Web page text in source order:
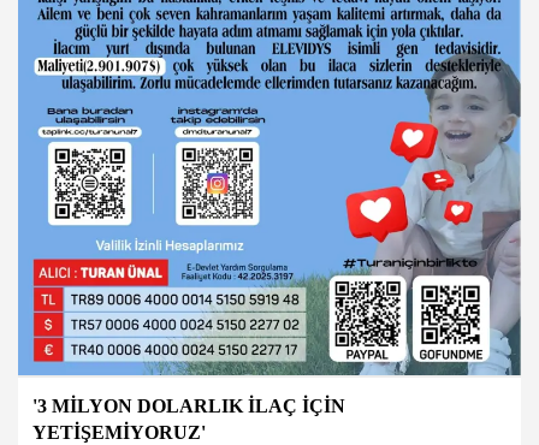
'3 MİLYON DOLARLIK İLAÇ İÇİN
YETİŞEMİYORUZ'